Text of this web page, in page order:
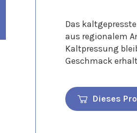
Das
aus regionalem
Kaltpressung
Geschmack
Dieses